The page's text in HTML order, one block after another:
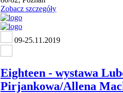
Zobacz szczegóły
09-25.11.2019
Eighteen - wystawa
Pirjankowa/Allena